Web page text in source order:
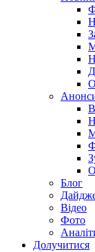
Блог
Відео
Фото
Долучитися